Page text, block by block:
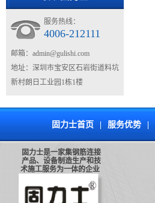
服务热线：
4006-212111
邮箱： admin@gulishi.com
地址：深圳市宝安区石岩街道料坑
新村朗日工业园1栋1楼
固力士首页 服务优势
固力士是一家集钢筋连接
产品、设备制造生产和技
术施工服务为一体的企业